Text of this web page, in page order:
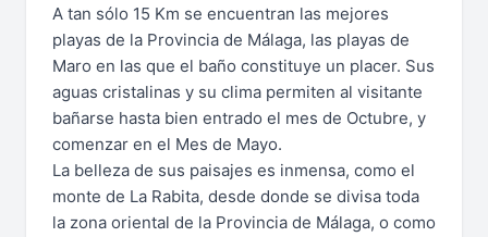
A tan sólo 15 Km se encuentran las mejores
playas de la Provincia de Málaga, las playas de
Maro en las que el baño constituye un placer. Sus
aguas cristalinas y su clima permiten al visitante
bañarse hasta bien entrado el mes de Octubre, y
comenzar en el Mes de Mayo.
La belleza de sus paisajes es inmensa, como el
monte de La Rabita, desde donde se divisa toda
la zona oriental de la Provincia de Málaga, o como